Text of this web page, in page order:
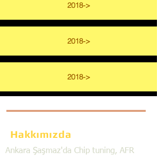
2018->
2018->
2018->
Hakkımızda
Ankara Şaşmaz'da Chip tuning, AFR